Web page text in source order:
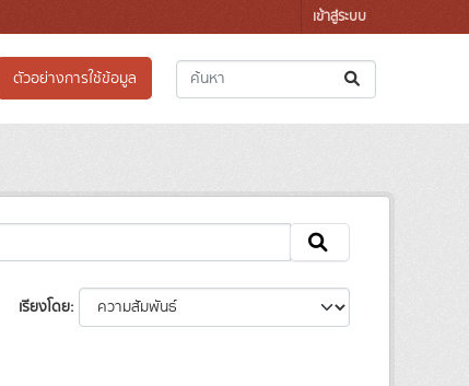
เข้าสู่ระบบ
ตัวอย่างการใช้ข้อมูล
เรียงโดย